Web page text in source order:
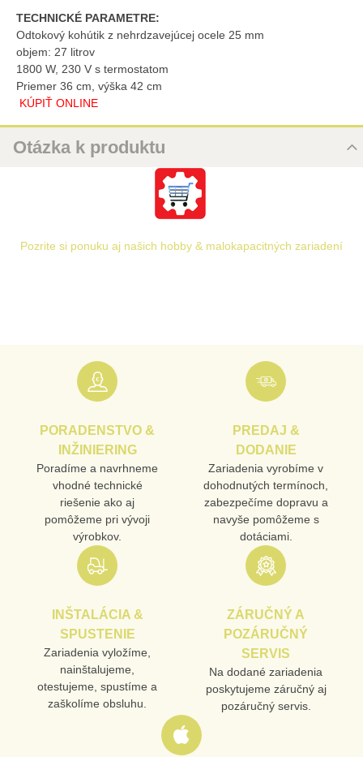
TECHNICKÉ PARAMETRE:
Odtokový kohútik z nehrdzavejúcej ocele 25 mm
objem: 27 litrov
1800 W, 230 V s termostatom
Priemer 36 cm, výška 42 cm
KÚPIŤ ONLINE
Otázka k produktu
Nová otázka k produktu
TELEFÓN
VAŠA OTÁZKA K PRODUKTU
Odoslať
Pozrite si ponuku aj našich hobby & malokapacitných zariadení
PORADENSTVO &
INŽINIERING
Poradíme a navrhneme
vhodné technické
riešenie ako aj
pomôžeme pri vývoji
výrobkov.
PREDAJ &
DODANIE
Zariadenia vyrobíme v
dohodnutých termínoch,
zabezpečíme dopravu a
navyše pomôžeme s
dotáciami.
INŠTALÁCIA &
SPUSTENIE
Zariadenia vyložíme,
nainštalujeme,
otestujeme, spustíme a
zaškolíme obsluhu.
ZÁRUČNÝ A
POZÁRUČNÝ
SERVIS
Na dodané zariadenia
poskytujeme záručný aj
pozáručný servis.